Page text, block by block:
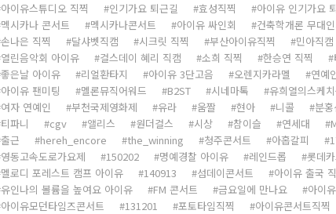
아이유스튜디오 직찍
인기가요 퇴근길 효성직찍 아이유 인기가요
멕시카나 콘서트
멕시카나콘서트 아이유 싸인회 건축학개론 무대
손나은 직찍
달샤벳직캠 시크릿 직찍 부산아이유직찍 민아직캠
열린음악회 아이유
걸스데이 혜리 직캠 소희 직찍 한승연 직찍
좋은날 아이유
리얼환타지 아이유 3단고음 오렌지카라멜 연예
아이유 팬미팅
멜론뮤직어워드 B2ST 시네마톡 유희열의스케
여자 연예인
부천국제영화제 유라 움짤 현아 니콜 분홍
티파니
cgv 앨리스 원더걸스 시상 참이슬 연세대
출근
hereh_encore the_winning 청주콘서트 아홉갈피
영동고속도로가요제
150202 명예경찰 아이유 레인드롭 롯데
멜로디 포레스트 캠프 아이유
140913 섬데이콘서트 아이유 출국
유인나의 볼륨을 높여요 아이유
FM 콘서트 금요일에 만나요 아이
아이유모던타임즈콘서트
131201 포토타임직찍 아이유콘서트직찍